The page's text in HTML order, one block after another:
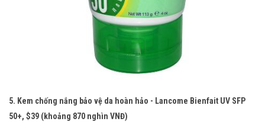
5. Kem chống nắng bảo vệ da hoàn hảo - Lancome Bienfait UV SFP
50+, $39 (khoảng 870 nghìn VNĐ)